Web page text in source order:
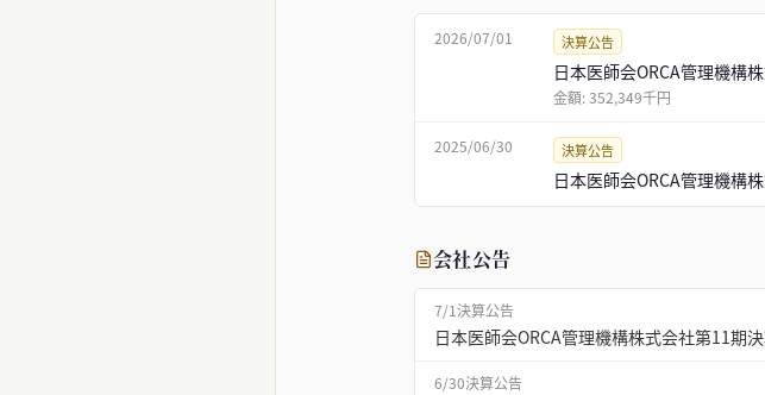
2026/07/01 決算公告
日本医師会ORCA管理機構
金額:352,349千円
2025/06/30 決算公告
日本医師会ORCA管理機構
会社公告
7/1決算公告
日本医師会ORCA管理機構株式会社第11期
6/30決算公告